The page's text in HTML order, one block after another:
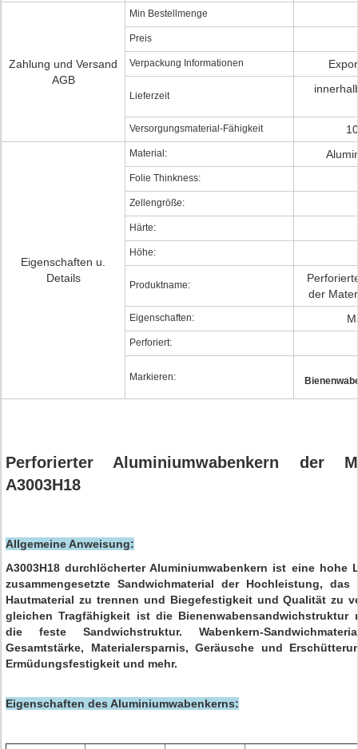
Zahlung und Versand
AGB
Min Bestellmenge
Preis
Verpackung Informationen
Lieferzeit
Versorgungsmaterial-Fähigkeit
Eigenschaften u.
Details
Material:
Folie Thinkness:
Zellengröße:
Härte:
Höhe:
Produktname:
der
Eigenschaften:
Perforiert:
Markieren:
Perforierter Aluminiumwabenkern der
A3003H18
Allgemeine Anweisung:
A3003H18 durchlöcherter Aluminiumwabenkern ist eine hohe
zusammengesetzte Sandwichmaterial der Hochleistung,
Hautmaterial zu trennen und Biegefestigkeit und Qualität zu
gleichen Tragfähigkeit ist die Bienenwabensandwichstruktur
die feste Sandwichstruktur. Wabenkern-
Gesamtstärke, Materialersparnis, Geräusche und
Ermüdungsfestigkeit und mehr.
Eigenschaften des Aluminiumwabenkerns: